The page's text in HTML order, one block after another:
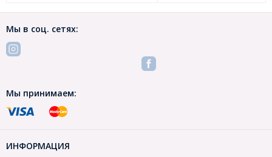
Мы в соц. сетях:
Мы принимаем:
ИНФОРМАЦИЯ